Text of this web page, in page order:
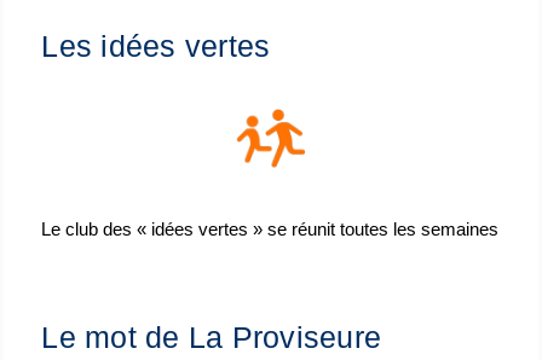
Les idées vertes
Le club des « idées vertes » se réunit toutes les semaines
Le mot de La Proviseure